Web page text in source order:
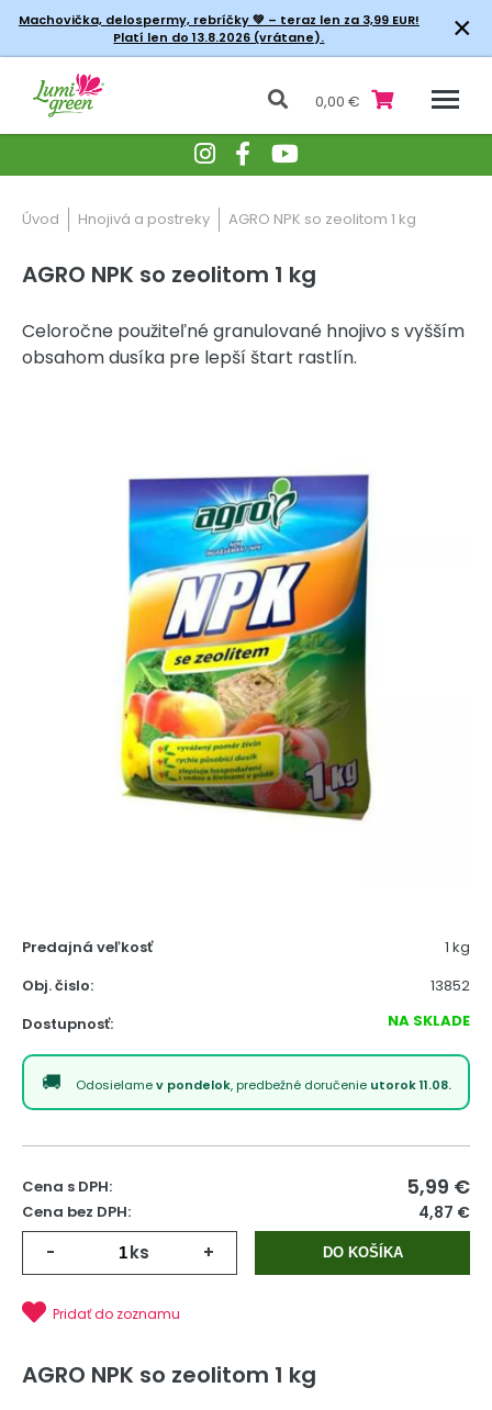
Machovička, delospermy, rebríčky💚 – teraz len za 3,99 EUR!
Platí len do 13.8.2026 (vrátane).
×
0,00 €
Úvod Hnojivá a postreky AGRO NPK so zeolitom 1 kg
AGRO NPK so zeolitom 1 kg
Celoročne použiteľné granulované hnojivo s vyšším
obsahom dusíka pre lepší štart rastlín.
Predajná veľkosť
1 kg
Obj. čislo:
13852
Dostupnosť:
NA SKLADE
Odosielamev pondelok, predbežné doručenie utorok 11.08.
Cena s DPH: 5,99 €
Cena bez DPH: 4,87 €
- ks + DO KOŠÍKA
Pridať do zoznamu
AGRO NPK so zeolitom 1 kg